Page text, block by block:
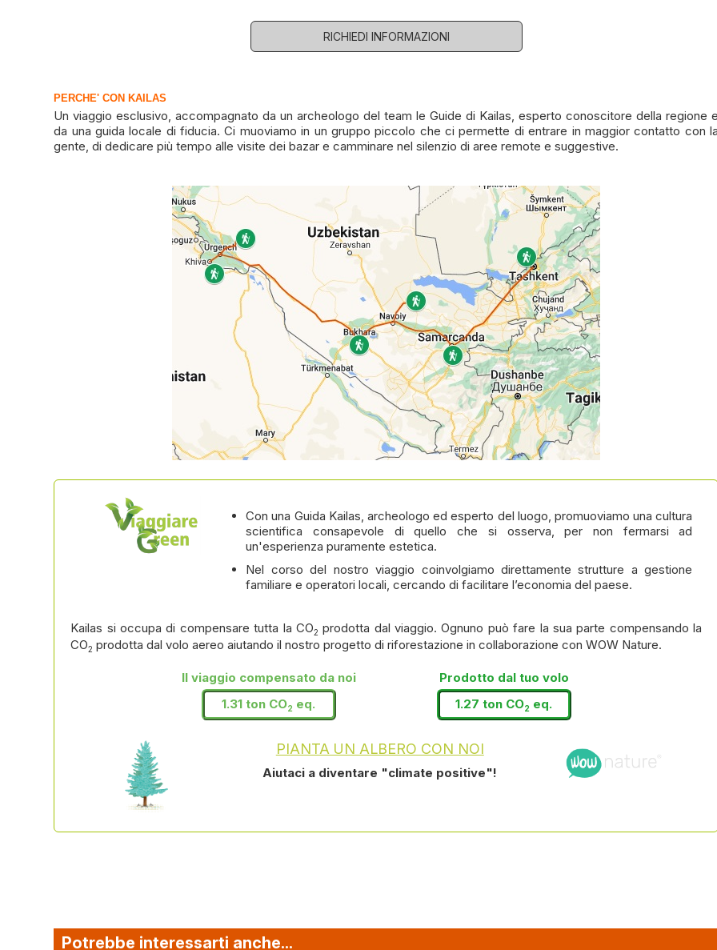
RICHIEDI INFORMAZIONI
PERCHE' CON KAILAS
Un viaggio esclusivo, accompagnato da un archeologo del team le Guide di Kailas, esperto conoscitore della regione
da una guida locale di fiducia. Ci muoviamo in un gruppo piccolo che ci permette di entrare in maggior contatto con
gente, di dedicare più tempo alle visite dei bazar e camminare nel silenzio di aree remote e suggestive.
Con una Guida Kailas, archeologo ed esperto del luogo, promuoviamo una cultura
scientifica consapevole di quello che si osserva, per non fermarsi ad
un'esperienza puramente estetica.
Nel corso del nostro viaggio coinvolgiamo direttamente strutture a gestione
familiare e operatori locali, cercando di facilitare l’economia del paese.
Kailas si occupa di compensare tutta la CO2 prodotta dal viaggio. Ognuno può fare la sua parte compensando la
CO2 prodotta dal volo aereo aiutando il nostro progetto di riforestazione in collaborazione con WOW Nature.
Il viaggio compensato da noi
1.31 ton CO2 eq.
Prodotto dal tuo volo
1.27 ton CO2 eq.
PIANTA UN ALBERO CON NOI
Aiutaci a diventare "climate positive"!
Potrebbe interessarti anche...